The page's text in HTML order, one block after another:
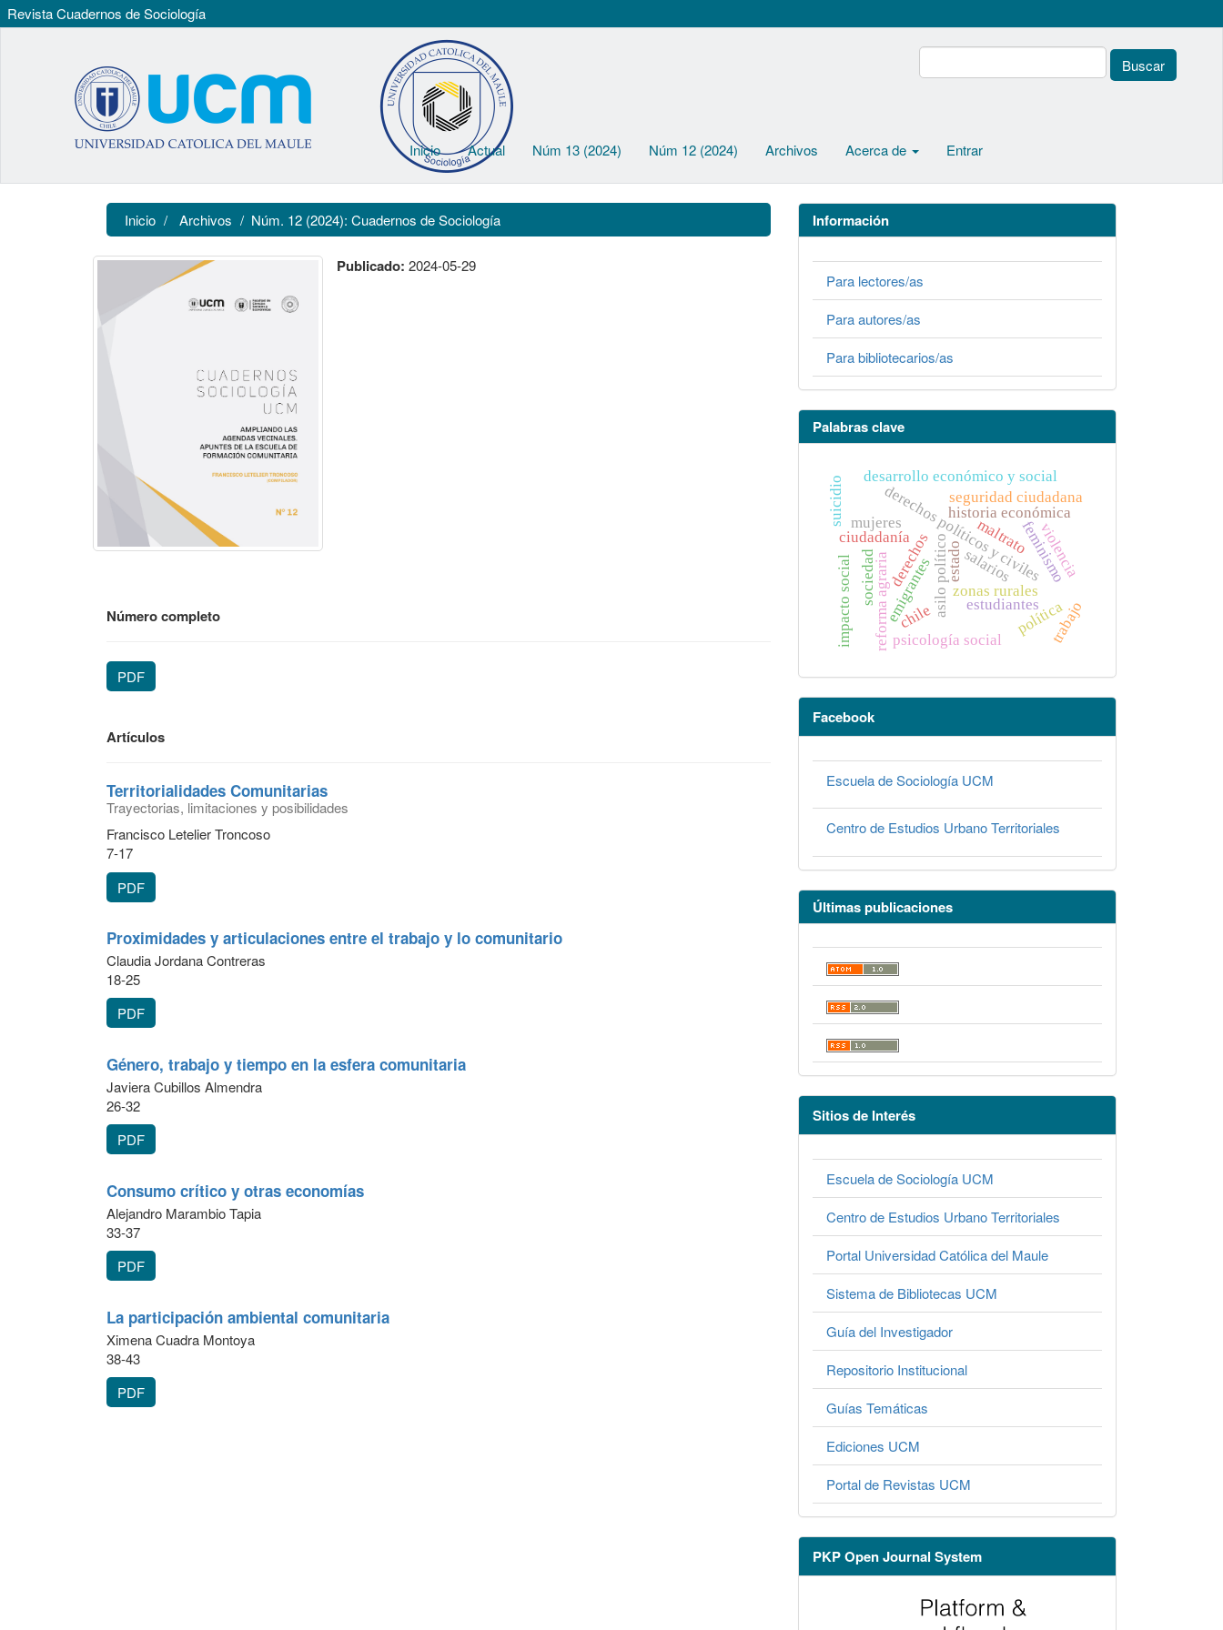
Revista Cuadernos de Sociología
Contenido
principal
Buscar
Inicio Actual Núm 13 (2024) Núm 12 (2024) Archivos Acerca de Entrar
Inicio Archivos Núm. 12 (2024): Cuadernos de Sociología
Publicado:2024-05-29
Número completo
PDF
Artículos
Territorialidades Comunitarias
Trayectorias, limitaciones y posibilidades
Francisco Letelier Troncoso
7-17
PDF
Proximidades y articulaciones entre el trabajo y lo comunitario
Claudia Jordana Contreras
18-25
PDF
Género, trabajo y tiempo en la esfera comunitaria
Javiera Cubillos Almendra
26-32
PDF
Consumo crítico y otras economías
Alejandro Marambio Tapia
33-37
PDF
La participación ambiental comunitaria
Ximena Cuadra Montoya
38-43
PDF
Información
Para lectores/as
Para autores/as
Para bibliotecarios/as
Palabras clave
emigrantes
ciudadanía asilo político
derechos políticos y civiles
reforma agraria zonas rurales
estudiantes
chile
historia económica
psicología social
política
estado feminismo
mujeres maltrato
derechos
suicidio desarrollo económico y social
violencia
seguridad ciudadana
salarios
trabajo
sociedad
impacto social
Facebook
Escuela de Sociología UCM
Centro de Estudios Urbano Territoriales
Últimas publicaciones
Sitios de Interés
Escuela de Sociología UCM
Centro de Estudios Urbano Territoriales
Portal Universidad Católica del Maule
Sistema de Bibliotecas UCM
Guía del Investigador
Repositorio Institucional
Guías Temáticas
Ediciones UCM
Portal de Revistas UCM
PKP Open Journal System